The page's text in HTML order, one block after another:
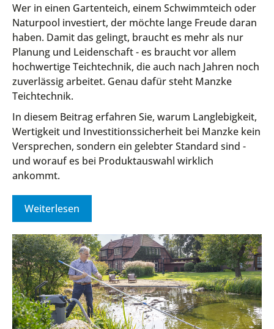
Wer in einen Gartenteich, einem Schwimmteich oder
Naturpool investiert, der möchte lange Freude daran
haben. Damit das gelingt, braucht es mehr als nur
Planung und Leidenschaft - es braucht vor allem
hochwertige Teichtechnik, die auch nach Jahren noch
zuverlässig arbeitet. Genau dafür steht Manzke
Teichtechnik.
In diesem Beitrag erfahren Sie, warum Langlebigkeit,
Wertigkeit und Investitionssicherheit bei Manzke kein
Versprechen, sondern ein gelebter Standard sind -
und worauf es bei Produktauswahl wirklich
ankommt.
Weiterlesen